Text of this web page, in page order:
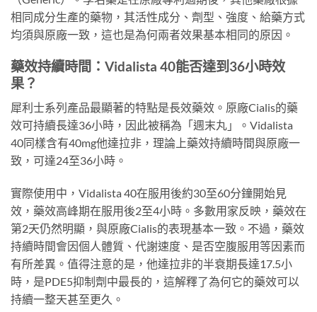
相同成分生產的藥物，其活性成分、劑型、強度、給藥方式
均須與原廠一致，這也是為何兩者效果基本相同的原因。
藥效持續時間：Vidalista 40能否達到36小時效
果？
犀利士系列產品最顯著的特點是長效藥效。原廠Cialis的藥
效可持續長達36小時，因此被稱為「週末丸」。Vidalista
40同樣含有40mg他達拉非，理論上藥效持續時間與原廠一
致，可達24至36小時。
實際使用中，Vidalista 40在服用後約30至60分鐘開始見
效，藥效高峰期在服用後2至4小時。多數用家反映，藥效在
第2天仍然明顯，與原廠Cialis的表現基本一致。不過，藥效
持續時間會因個人體質、代謝速度、是否空腹服用等因素而
有所差異。值得注意的是，他達拉非的半衰期長達17.5小
時，是PDE5抑制劑中最長的，這解釋了為何它的藥效可以
持續一整天甚至更久。